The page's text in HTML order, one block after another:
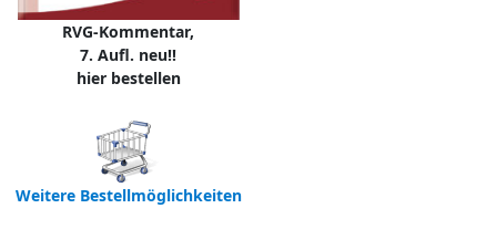
RVG-Kommentar,
7. Aufl. neu!!
hier bestellen
Weitere Bestellmöglichkeiten